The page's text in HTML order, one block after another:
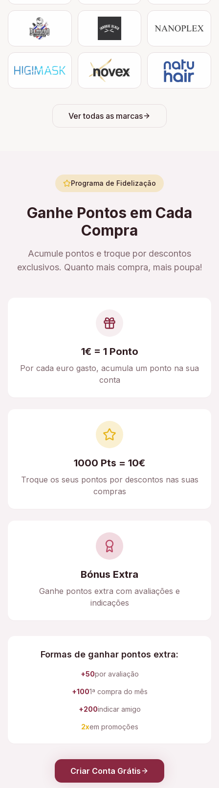
Ver todas as marcas
Programa de Fidelização
Ganhe Pontos em Cada
Compra
Acumule pontos e troque por descontos
exclusivos. Quanto mais compra, mais poupa!
1€ = 1 Ponto
Por cada euro gasto, acumula um ponto na sua
conta
1000 Pts = 10€
Troque os seus pontos por descontos nas suas
compras
Bónus Extra
Ganhe pontos extra com avaliações e
indicações
Formas de ganhar pontos extra:
+50por avaliação
+1001ª compra do mês
+200indicar amigo
2xem promoções
Criar Conta Grátis